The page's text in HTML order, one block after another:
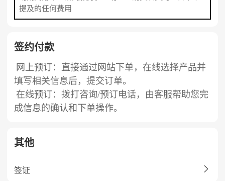
提及的任何费用
签约付款
网上预订：直接通过网站下单，在线选择产品并
填写相关信息后，提交订单。
在线预订：拨打咨询/预订电话，由客服帮助您完
成信息的确认和下单操作。
其他
签证 